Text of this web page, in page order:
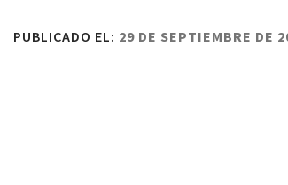
PUBLICADO EL: 29 DE SEPTIEMBRE DE